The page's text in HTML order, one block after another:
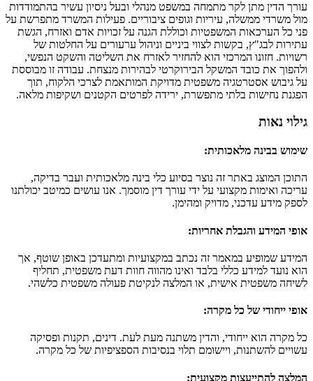
עורך הדין מתן לקר מתמחה במשפט מנהלי ובעל ניסיון עשיר בהתמודדות
מול משרדי ממשלה, עיריות וגופים ציבוריים. פעילות המשרד מתפרשת על
פני כל הערכאות המשפטיות וכוללת הגנה על זכויות אדם ואזרח, הגשת
עתירות לבג"ץ, בקשות לצווי ביניים וניהול ערעורים על החלטות של
רשויות. חזונו המרכזי הוא להחזיר לאזרח את השליטה והשקט הנפשי,
ולהפוך את כובד המשקל הבירוקרטי לבהירות מנצחת. עבודה זו מבוססת
על גיבוש אסטרטגיה משפטית מדויקת המותאמת לצרכי הלקוח, תוך
הפגנת נחישות בלתי מתפשרת, ירידה לפרטים הקטנים ושקיפות מלאה.
גילוי נאות
שימוש בבינה מלאכותית:
התוכן המוצג באתר זה נוצר בסיוע כלי בינה מלאכותית ועבר בדיקה,
עריכה ואימות מקצועי על ידי עורך דין מוסמך. אנו עושים כמיטב יכולתנו
לספק מידע עדכני, מדויק ומהימן.
אופי המידע והגבלת אחריות:
המידע שמופיע במאמר זה נכתב במקצועיות ומתעדכן באופן שוטף, אך
הוא נועד למידע כללי בלבד ואינו מהווה חוות דעת משפטית, תחליף
לשיחה משפטית אישית, או המלצה לנקיטת פעולה משפטית כלשהי.
אופי ייחודי של כל מקרה:
כל מקרה הוא ייחודי, והדין משתנה מעת לעת. דינים, תקנות ופסיקה
עשויים להשתנות, ויישומם תלוי בנסיבות הספציפיות של כל מקרה.
המלצה להתייעצות מקצועית: